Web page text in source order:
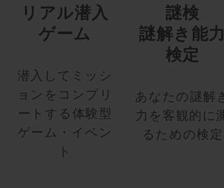
リアル潜入
ゲーム
潜入してミッシ
ョンをコンプリ
ートする体験型
ゲーム・イベン
ト
謎検
謎解き能
検定
あなたの謎解
力を客観的に
るための検定